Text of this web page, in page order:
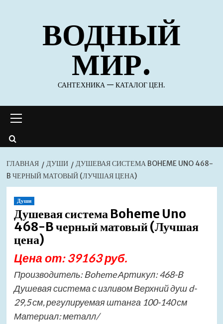
содержимомуВОДНЫЙ
МИР.
САНТЕХНИКА — КАТАЛОГ ЦЕН.
меню
ГЛАВНАЯ ДУШИ
ДУШЕВАЯ СИСТЕМА BOHEME UNO 468-
B ЧЕРНЫЙ МАТОВЫЙ (ЛУЧШАЯ ЦЕНА)
Души
Душевая система Boheme Uno
468-B черный матовый (Лучшая
цена)
Цена от: 39163 руб.
Производитель: Boheme Артикул: 468-B
Душевая система с изливом Верхний душ d-
29,5 см, регулируемая штанга 100-140 см
Материал: металл/